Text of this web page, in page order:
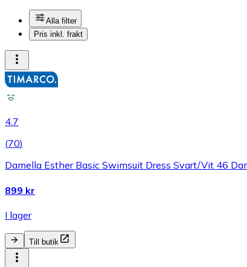
Alla filter
Pris inkl. frakt
4.7
(70)
Damella Esther Basic Swimsuit Dress Svart/Vit 46
899 kr
I lager
Till butik